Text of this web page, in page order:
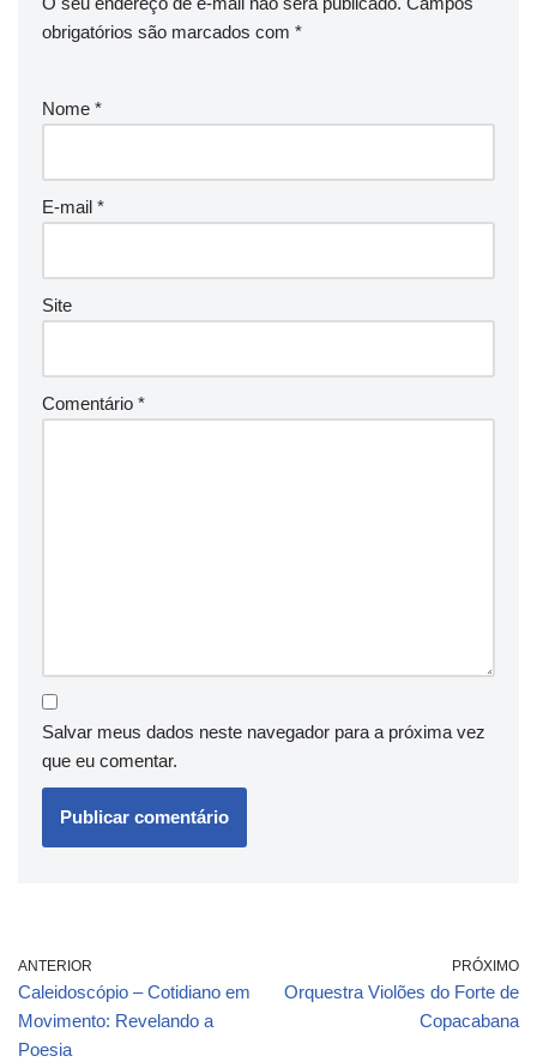
obrigatórios são marcados com *
Nome *
E-mail *
Site
Comentário *
Salvar meus dados neste navegador para a próxima vez
que eu comentar.
ANTERIOR
Caleidoscópio – Cotidiano em
Movimento: Revelando a
Poesia
PRÓXIMO
Orquestra Violões do Forte de
Copacabana